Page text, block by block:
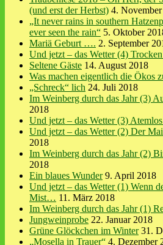
(und erst der Herbst) 4.
„It never rains in southern
ever seen the rain“ 5. Oktober
Mariä Geburt …. 2. September
Und jetzt – das Wetter (4)
Seltene Gäste 14. August 2018
Was machen eigentlich die Ökos
„Schreck“ lich 24. Juli 2018
Im Weinberg durch das Jahr (3)
2018
Und jetzt – das Wetter (3)
Und jetzt – das Wetter (2) Der
2018
Im Weinberg durch das Jahr (2)
2018
Ein blaues Wunder 9. April 2018
Und jetzt – das Wetter (1) Wenn
Mist… 11. März 2018
Im Weinberg durch das Jahr (1)
Jungweinprobe 22. Januar 2018
Grüne Glöckchen im Winter 31.
„Mosella in Trauer“ 4. Dezember